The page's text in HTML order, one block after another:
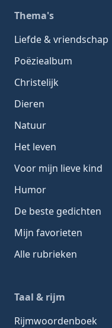
Thema's
Liefde & vriendschap
Poëziealbum
Christelijk
Dieren
Natuur
Het leven
Voor mijn lieve kind
Humor
De beste gedichten
Mijn favorieten
Alle rubrieken
Taal & rijm
Rijmwoordenboek